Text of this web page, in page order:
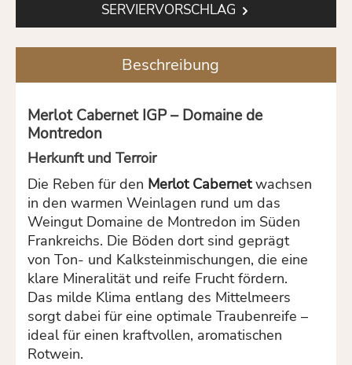
SERVIERVORSCHLAG
Beschreibung
Merlot Cabernet IGP – Domaine de
Montredon
Herkunft und Terroir
Die Reben für den Merlot Cabernetwachsen
in den warmen Weinlagen rund um das
Weingut Domaine de Montredon im Süden
Frankreichs. Die Böden dort sind geprägt
von Ton- und Kalksteinmischungen, die eine
klare Mineralität und reife Frucht fördern.
Das milde Klima entlang des Mittelmeers
sorgt dabei für eine optimale Traubenreife –
ideal für einen kraftvollen, aromatischen
Rotwein.